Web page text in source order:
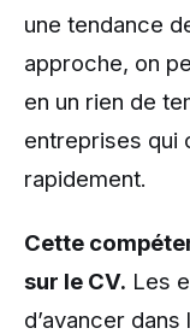
une tendance
approche, on
en un rien de
entreprises qui
rapidement.
Cette
sur le CV. Les
d’avancer